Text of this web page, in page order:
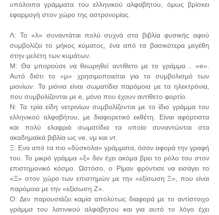
υπόλοιπα γράμματα του ελληνικού αλφαβήτου, όμως βρίσκει
εφαρμογή στον χώρο της αστρονομίας.
Λ: Το «λ» συναντάται πολύ συχνά στα βιβλία φυσικής αφού
συμβολίζει το μήκος κύματος, ένα από τα βασικότερα μεγέθη
στην μελέτη των κυμάτων.
Μ: Θα μπορούσε να θεωρηθεί αντίθετο με το γράμμα… «e».
Αυτό διότι το «μ» χρησιμοποιείται για το συμβολισμό των
μιονίων. Τα μιόνια είναι σωματίδια παρόμοια με τα ηλεκτρόνια,
που συμβολίζονται με e, μόνο που έχουν αντίθετο φορτίο.
Ν: Τα τρία είδη νετρινίων συμβολίζονται με το ίδιο γράμμα του
ελληνικού αλφαβήτου, με διαφορετικό εκθέτη. Είναι αφόρτιστα
και πολύ ελαφριά σωματίδια τα οποία συναντώνται στα
ακαδημαϊκά βιβλία ως νe, νμ και ντ.
Ξ: Ενα από τα πιο «δύσκολα» γράμματα, όσον αφορά την γραφή
του. Το μικρό γράμμα «ξ» δεν έχει ακόμα βρει το ρόλο του στον
επιστημονικό κόσμο. Ωστόσο, ο Ρίμαν φρόντισε να εισάγει το
«Ξ» στον χώρο των επιστημών με την «εξίσωση Ξ», που είναι
παρόμοια με την «εξίσωση Ζ».
Ο: Δεν παρουσιάζει καμία απολύτως διαφορά με το αντίστοιχο
γράμμα του λατινικού αλφάβητου και για αυτό το λόγο έχει